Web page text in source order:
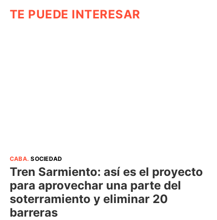
TE PUEDE INTERESAR
CABA.SOCIEDAD
Tren Sarmiento: así es el proyecto
para aprovechar una parte del
soterramiento y eliminar 20
barreras